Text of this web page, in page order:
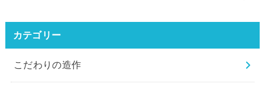
カテゴリー
こだわりの造作